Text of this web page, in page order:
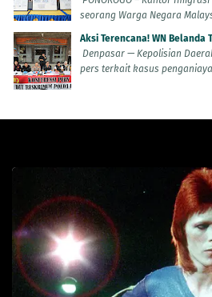
seorang Warga Negara
Aksi Terencana! WN Belanda
Denpasar — Kepolisian
pers terkait kasus